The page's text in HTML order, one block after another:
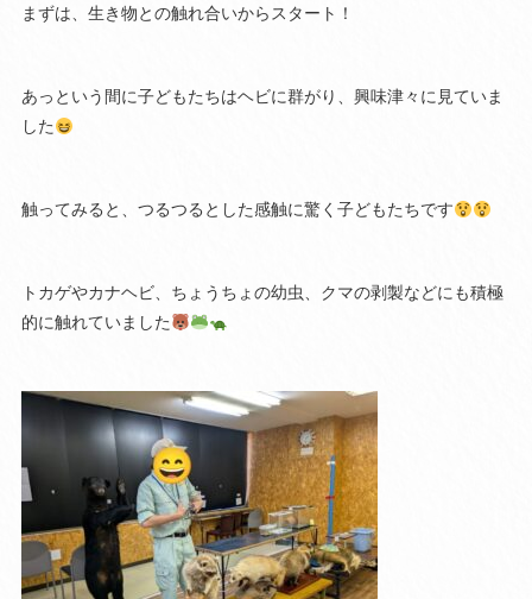
まずは、生き物との触れ合いからスタート！
あっという間に子どもたちはヘビに群がり、興味津々に見ていま
した
触ってみると、つるつるとした感触に驚く子どもたちです
トカゲやカナヘビ、ちょうちょの幼虫、クマの剥製などにも積極
的に触れていました